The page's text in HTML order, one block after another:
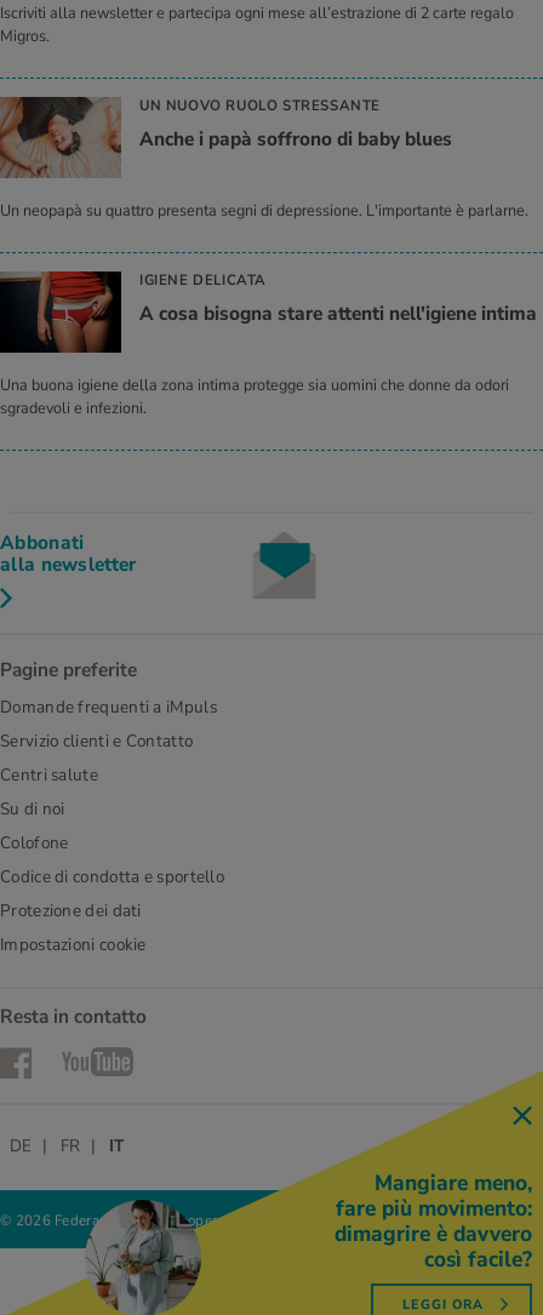
Iscriviti alla newsletter e partecipa ogni mese all’estrazione di 2 carte regalo
Migros.
UN NUOVO RUOLO STRESSANTE
Anche i papà soffrono di baby blues
Un neopapà su quattro presenta segni di depressione. L'importante è parlarne.
IGIENE DELICATA
A cosa bisogna stare attenti nell'igiene intima
Una buona igiene della zona intima protegge sia uomini che donne da odori
sgradevoli e infezioni.
Abbonati
alla newsletter
Pagine preferite
Domande frequenti a iMpuls
Servizio clienti e Contatto
Centri salute
Su di noi
Colofone
Codice di condotta e sportello
Protezione dei dati
Impostazioni cookie
Resta in contatto
FacebookYouTube
© 2026 Federazione delle cooperative Migros
DE FR IT
Mangiare meno,
fare più movimento:
dimagrire è davvero
così facile?
LEGGI ORA